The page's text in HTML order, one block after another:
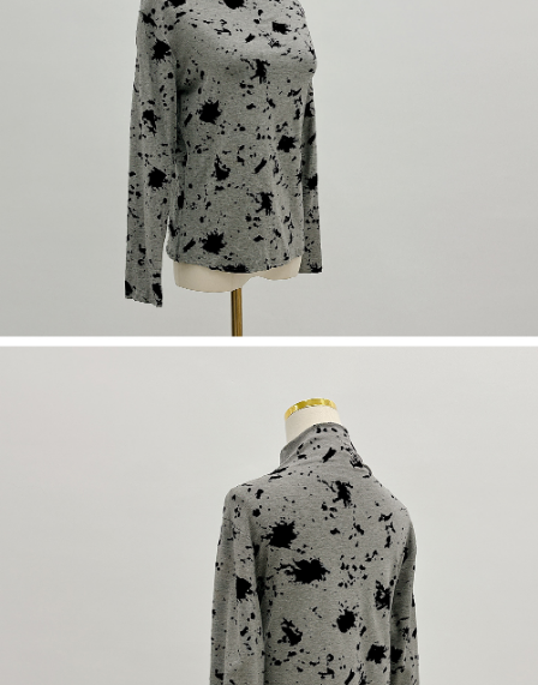
未成年的使用者，請事先徵得法定代理人或監護人之同意方可使用
若您對於個人資料之處理、利用有任何疑問，或欲行使相關法律權利，請聯
繫恩沛科技股份有限公司。若您不同意我們將上開所示之個人資料，連同必
要之購買訂單資訊提供予 AFTEE ，或讓 AFTEE 蒐集處理利用您的個人資
料，請勿選用本服務。